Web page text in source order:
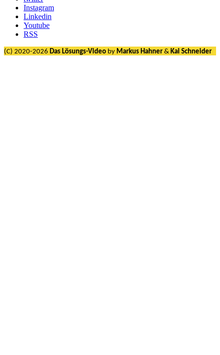
Instagram
Linkedin
Youtube
RSS
(C) 2020-2026 Das Lösungs-Video by Markus Hahner & Kai Schneider